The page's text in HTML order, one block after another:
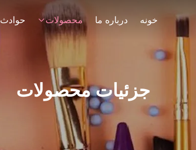
خونه درباره ما محصولات حوادث
جزئیات محصولات